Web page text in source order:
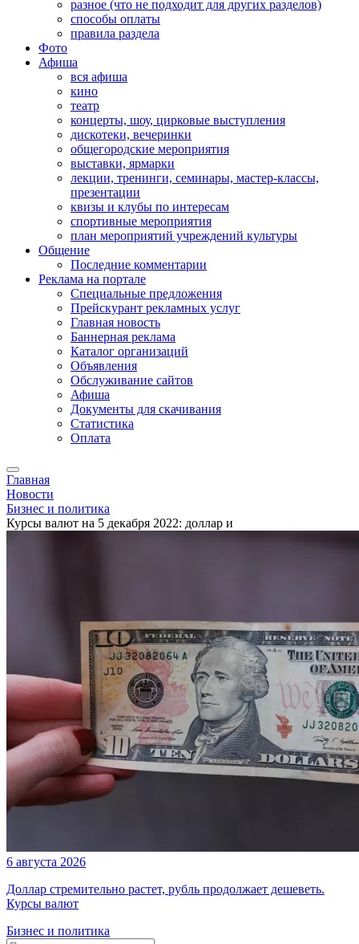
разное (что не подходит для других разделов)
способы оплаты
правила раздела
Фото
Афиша
вся афиша
кино
театр
концерты, шоу, цирковые выступления
дискотеки, вечеринки
общегородские мероприятия
выставки, ярмарки
лекции, тренинги, семинары, мастер-классы,
презентации
квизы и клубы по интересам
спортивные мероприятия
план мероприятий учреждений культуры
Общение
Последние комментарии
Реклама на портале
Специальные предложения
Прейскурант рекламных услуг
Главная новость
Баннерная реклама
Каталог организаций
Объявления
Обслуживание сайтов
Афиша
Документы для скачивания
Статистика
Оплата
Главная
Новости
Бизнес и политика
Курсы валют на 5 декабря 2022: доллар и
6 августа 2026
Доллар стремительно растет, рубль продолжает дешеветь.
Курсы валют
Бизнес и политика